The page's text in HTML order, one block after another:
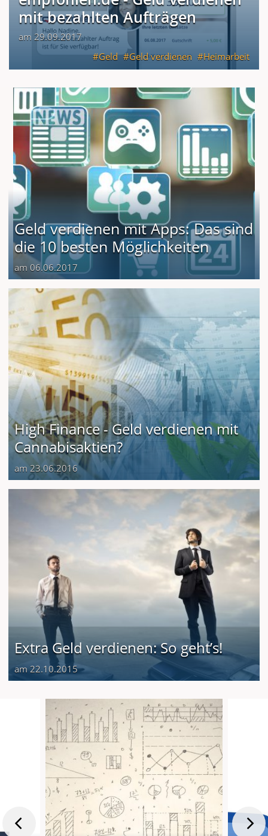
mit bezahlten Aufträgen
am 29.09.2017
Geld
Geld verdienen Heimarbeit
Geld verdienen mit Apps: Das sind
die 10 besten Möglichkeiten
am 06.06.2017
High Finance - Geld verdienen mit
Cannabisaktien?
am 23.06.2016
Extra Geld verdienen: So geht’s!
am 22.10.2015